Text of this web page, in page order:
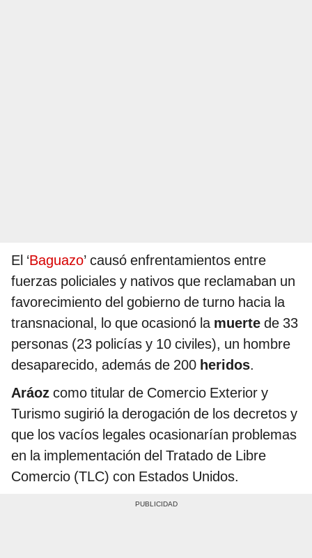
El ‘Baguazo’ causó enfrentamientos entre
fuerzas policiales y nativos que reclamaban un
favorecimiento del gobierno de turno hacia la
transnacional, lo que ocasionó la muerte de 33
personas (23 policías y 10 civiles), un hombre
desaparecido, además de 200 heridos.
Aráoz como titular de Comercio Exterior y
Turismo sugirió la derogación de los decretos y
que los vacíos legales ocasionarían problemas
en la implementación del Tratado de Libre
Comercio (TLC) con Estados Unidos.